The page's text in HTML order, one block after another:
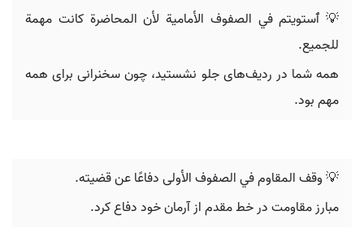
💡 ٱستويتم في الصفوف الأمامية لأن المحاضرة كانت مهمة
للجميع.
همه شما در ردیف‌های جلو نشستید، چون سخنرانی برای همه
مهم بود.
💡 وقف المقاوم في الصفوف الأولى دفاعًا عن قضيته.
مبارز مقاومت در خط مقدم از آرمان خود دفاع کرد.